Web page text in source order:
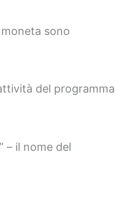
sono
del programma
” – il nome del